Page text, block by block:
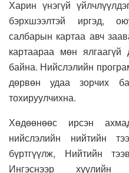
Харин үнэгүй
бэрхшээлтэй иргэд,
салбарын картаа авч
картаараа мөн ялгаагүй
байна. Нийслэлийн
дөрвөн удаа зорчих
тохируулчихна.
Хөдөөнөөс ирсэн
нийслэлийн нийтийн
бүртгүүлж, Нийтийн
Ингэснээр